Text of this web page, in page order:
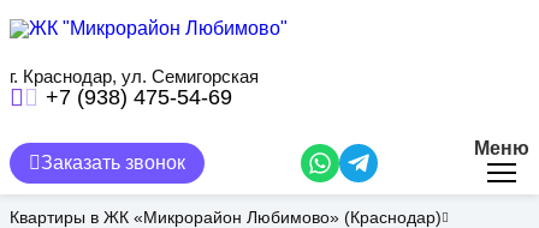
содержанию
г. Краснодар, ул. Семигорская
+7 (938) 475-54-69
Заказать звонок
Меню
Квартиры в ЖК «Микрорайон Любимово» (Краснодар)